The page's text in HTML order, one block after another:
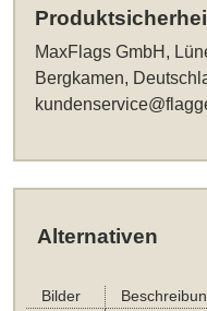
MaxFlags GmbH,
Bergkamen,
Alternativen
Bilder